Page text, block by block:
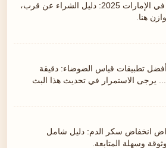
أتابع سعر الهاتف في الإمارات 2025: دليل الشراء عن قرب،
هنا.
تطبيقات قياس الضوضاء: دقيقة
يرجى الاستمرار في تحديث هذا البث
انخفاض سكر الدم: دليل شامل
وسهلة المتابعة.